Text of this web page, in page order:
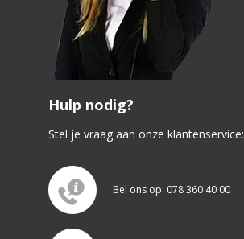
Hulp nodig?
Stel je vraag aan onze klantenservice:
Bel ons op: 078 360 40 00